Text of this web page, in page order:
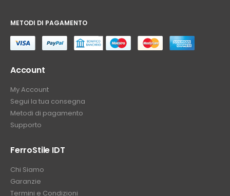
METODI DI PAGAMENTO
Account
My Account
Segui la tua consegna
Metodi di pagamento
Supporto
FerroStile IDT
Chi Siamo
Garanzie
Termini e Condizioni